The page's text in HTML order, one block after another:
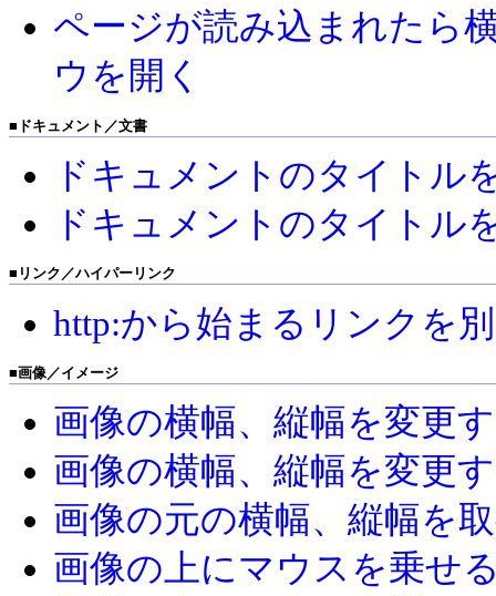
ページが読み込まれたら
ウを開く
■ ドキュメント／文書
ドキュメントのタイトル
ドキュメントのタイトル
■ リンク／ハイパーリンク
http:から始まるリンクを
■画像／イメージ
画像の横幅、縦幅を変更
画像の横幅、縦幅を変更
画像の元の横幅、縦幅を
画像の上にマウスを乗せ